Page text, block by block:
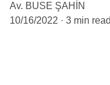
Av. BUSE ŞAHİN
10/16/2022
3 min read